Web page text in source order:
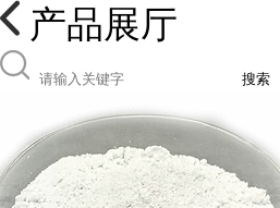
产品展厅
搜索